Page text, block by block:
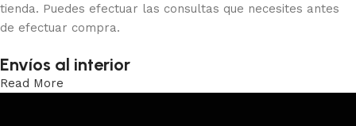
tienda. Puedes efectuar las consultas que necesites antes
de efectuar compra.
Envíos al interior
Read More